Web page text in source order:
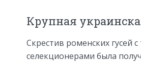
Крупная
Скрестив роменских гусей с
селекционерами была